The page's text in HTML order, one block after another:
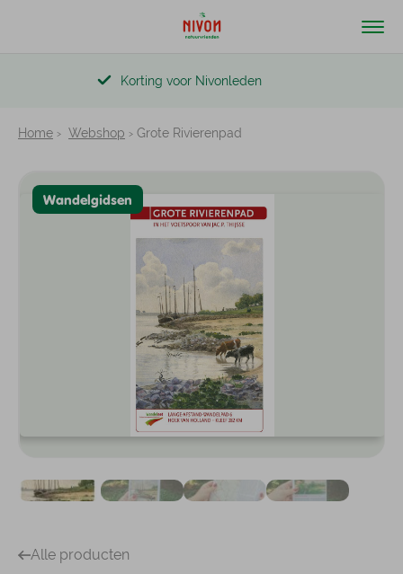
Korting voor Nivonleden
Home Webshop Grote Rivierenpad
Wandelgidsen
Alle producten